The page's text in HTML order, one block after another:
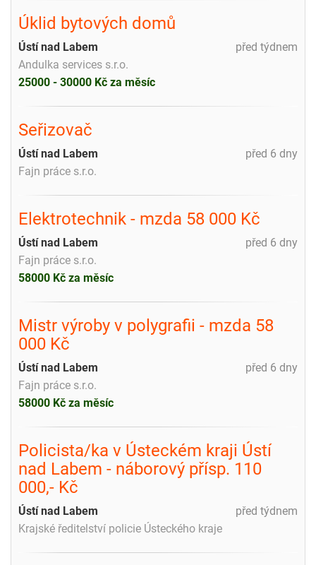
Úklid bytových domů
před týdnem
Ústí nad Labem
Andulka services s.r.o.
25000 - 30000 Kč za měsíc
Seřizovač
před 6 dny
Ústí nad Labem
Fajn práce s.r.o.
Elektrotechnik - mzda 58 000 Kč
před 6 dny
Ústí nad Labem
Fajn práce s.r.o.
58000 Kč za měsíc
Mistr výroby v polygrafii - mzda 58
000 Kč
před 6 dny
Ústí nad Labem
Fajn práce s.r.o.
58000 Kč za měsíc
Policista/ka v Ústeckém kraji Ústí
nad Labem - náborový přísp. 110
000,- Kč
před týdnem
Ústí nad Labem
Krajské ředitelství policie Ústeckého kraje